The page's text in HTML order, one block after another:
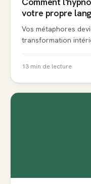
votre propre
Vos métaphores
transformation
13 min de lecture